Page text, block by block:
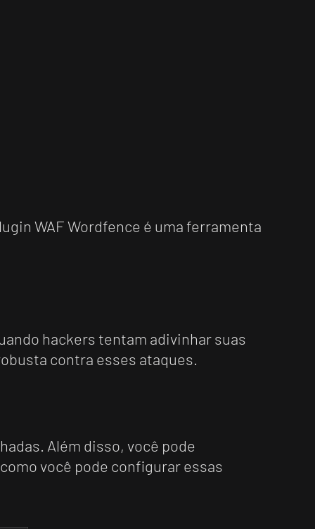
WAF Wordfence é uma ferramenta
hackers tentam adivinhar suas
contra esses ataques.
Além disso, você pode
você pode configurar essas